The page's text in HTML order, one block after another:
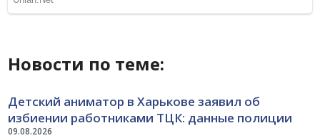
Новости по теме:
09.08.2026
Детский аниматор в Харькове заявил об
избиении работниками ТЦК: данные полиции